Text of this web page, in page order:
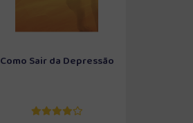
Como Sair da Depressão